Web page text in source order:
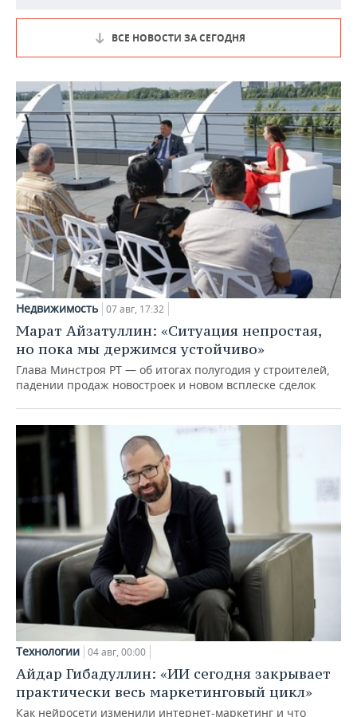
ВСЕ НОВОСТИ ЗА СЕГОДНЯ
Недвижимость 07 авг, 17:32
Марат Айзатуллин: «Ситуация непростая,
но пока мы держимся устойчиво»
Глава Минстроя РТ — об итогах полугодия у строителей,
падении продаж новостроек и новом всплеске сделок
Технологии 04 авг, 00:00
Айдар Гибадуллин: «ИИ сегодня закрывает
практически весь маркетинговый цикл»
Как нейросети изменили интернет-маркетинг и что